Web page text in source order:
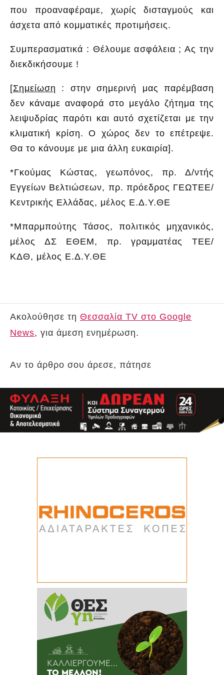
που προαναφέραμε, χωρίς δισταγμούς και
άσχετα από κομματικές προτιμήσεις.
Συμπερασματικά : Θέλουμε ασφάλεια ; Ας την
διεκδικήσουμε !
[Σημείωση : στην σημερινή μας παρέμβαση
δεν κάναμε αναφορά στο μεγάλο ζήτημα της
λειψυδρίας παρότι και αυτό σχετίζεται με την
κλιματική κρίση. Ο χώρος δεν το επέτρεψε.
Θα το κάνουμε με μια άλλη ευκαιρία].
*Γκούμας Κώστας, γεωπόνος, πρ. Δ/ντής
Εγγείων Βελτιώσεων, πρ. πρόεδρος ΓΕΩΤΕΕ/
Κεντρικής Ελλάδας, μέλος Ε.Δ.Υ.ΘΕ
*Μπαρμπούτης Τάσος, πολιτικός μηχανικός,
μέλος ΔΣ ΕΘΕΜ, πρ. γραμματέας ΤΕΕ/
ΚΔΘ, μέλος Ε.Δ.Υ.ΘΕ
Ακολούθησε τη Θεσσαλία TV στο Google
News, για άμεση ενημέρωση.
Αν το άρθρο σου άρεσε, πάτησε